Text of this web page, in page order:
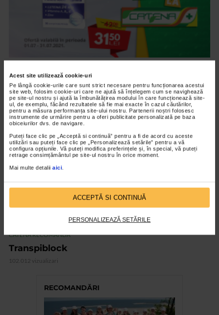
Acest site utilizează cookie-uri
Pe lângă cookie-urile care sunt strict necesare pentru funcționarea acestui
site web, folosim cookie-uri care ne ajută să înțelegem cum se navighează
pe site-ul nostru și ajută la îmbunătățirea modului în care funcționează site-
ul, de exemplu, făcând rezultatele să fie mai exacte în cazul căutărilor,
pentru a măsura performanța site-ului nostru. Partenerii noștri folosesc
instrumente de urmărire pentru a oferi publicitate personalizată pe baza
obiceiurilor dvs. de navigare.
Puteți face clic pe „Acceptă si continuă” pentru a fi de acord cu aceste
utilizări sau puteți face clic pe „Personalizează setările” pentru a vă
configura opțiunile. Vă puteți modifica preferințele și, în special, vă puteți
retrage consimțământul pe site-ul nostru în orice moment.
Mai multe detalii aici.
ACCEPTĂ SI CONTINUĂ
PERSONALIZEAZĂ SETĂRILE
Vedixin Max
101.798 vizualizari
VIDEO
CATENA RECOMANDA
Transpiblock
102.012 vizualizari
RECOMANDĂRI